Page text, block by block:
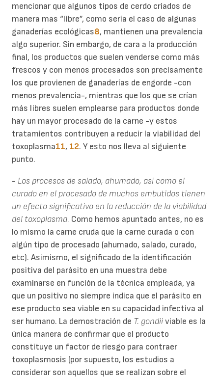
mencionar que algunos tipos de cerdo criados de
manera mas “libre”, como sería el caso de algunas
ganaderías ecológicas8, mantienen una prevalencia
algo superior. Sin embargo, de cara a la producción
final, los productos que suelen venderse como más
frescos y con menos procesados son precisamente
los que provienen de ganaderías de engorde -con
menos prevalencia-, mientras que los que se crían
más libres suelen emplearse para productos donde
hay un mayor procesado de la carne -y estos
tratamientos contribuyen a reducir la viabilidad del
toxoplasma11, 12. Y esto nos lleva al siguiente
punto.
- Los procesos de salado, ahumado, así como el
curado en el procesado de muchos embutidos tienen
un efecto significativo en la reducción de la viabilidad
del toxoplasma. Como hemos apuntado antes, no es
lo mismo la carne cruda que la carne curada o con
algún tipo de procesado (ahumado, salado, curado,
etc). Asimismo, el significado de la identificación
positiva del parásito en una muestra debe
examinarse en función de la técnica empleada, ya
que un positivo no siempre indica que el parásito en
ese producto sea viable en su capacidad infectiva al
ser humano. La demostración de T. gondiiviable es la
única manera de confirmar que el producto
constituye un factor de riesgo para contraer
toxoplasmosis (por supuesto, los estudios a
considerar son aquellos que se realizan sobre el